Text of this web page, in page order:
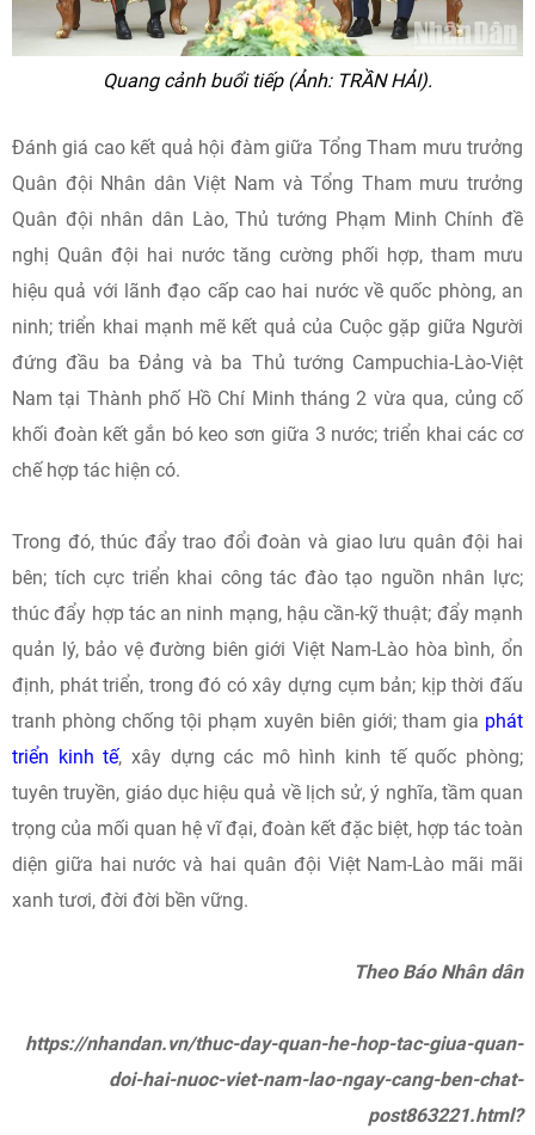
Quang cảnh buổi tiếp (Ảnh: TRẦN HẢI).
Đánh giá cao kết quả hội đàm giữa Tổng Tham mưu trưởng
Quân đội Nhân dân Việt Nam và Tổng Tham mưu trưởng
Quân đội nhân dân Lào, Thủ tướng Phạm Minh Chính đề
nghị Quân đội hai nước tăng cường phối hợp, tham mưu
hiệu quả với lãnh đạo cấp cao hai nước về quốc phòng, an
ninh; triển khai mạnh mẽ kết quả của Cuộc gặp giữa Người
đứng đầu ba Đảng và ba Thủ tướng Campuchia-Lào-Việt
Nam tại Thành phố Hồ Chí Minh tháng 2 vừa qua, củng cố
khối đoàn kết gắn bó keo sơn giữa 3 nước; triển khai các cơ
chế hợp tác hiện có.
Trong đó, thúc đẩy trao đổi đoàn và giao lưu quân đội hai
bên; tích cực triển khai công tác đào tạo nguồn nhân lực;
thúc đẩy hợp tác an ninh mạng, hậu cần-kỹ thuật; đẩy mạnh
quản lý, bảo vệ đường biên giới Việt Nam-Lào hòa bình, ổn
định, phát triển, trong đó có xây dựng cụm bản; kịp thời đấu
tranh phòng chống tội phạm xuyên biên giới; tham gia phát
triển kinh tế, xây dựng các mô hình kinh tế quốc phòng;
tuyên truyền, giáo dục hiệu quả về lịch sử, ý nghĩa, tầm quan
trọng của mối quan hệ vĩ đại, đoàn kết đặc biệt, hợp tác toàn
diện giữa hai nước và hai quân đội Việt Nam-Lào mãi mãi
xanh tươi, đời đời bền vững.
Theo Báo Nhân dân
https://nhandan.vn/thuc-day-quan-he-hop-tac-giua-quan-
doi-hai-nuoc-viet-nam-lao-ngay-cang-ben-chat-
post863221.html?